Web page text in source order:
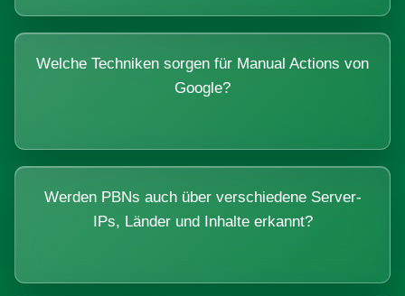
Welche Techniken sorgen für Manual Actions von
Google?
Werden PBNs auch über verschiedene Server-
IPs, Länder und Inhalte erkannt?